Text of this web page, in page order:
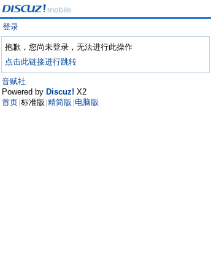
登录
抱歉，您尚未登录，无法进行此操作
点击此链接进行跳转
音赋社
Powered by Discuz! X2
首页 标准版 精简版 电脑版